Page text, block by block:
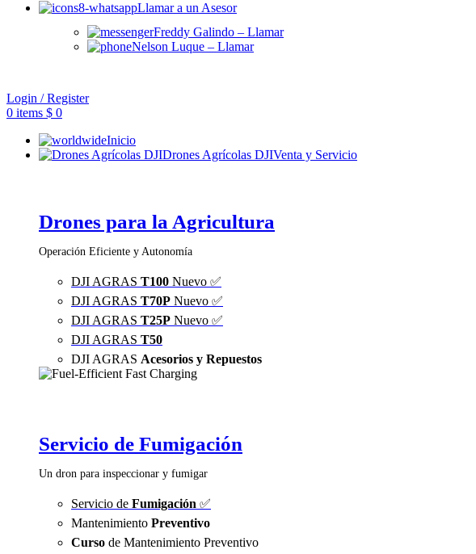
Llamar a un Asesor
Freddy Galindo – Llamar
Nelson Luque – Llamar
Login / Register
0 items $ 0
Inicio
Drones Agrícolas DJIVenta y Servicio
Drones para la Agricultura
Operación Eficiente y Autonomía
DJI AGRAS T100 Nuevo ✅
DJI AGRAS T70P Nuevo ✅
DJI AGRAS T25P Nuevo ✅
DJI AGRAS T50
DJI AGRAS Acesorios y Repuestos
Servicio de Fumigación
Un dron para inspeccionar y fumigar
Servicio de Fumigación ✅
Mantenimiento Preventivo
Curso de Mantenimiento Preventivo